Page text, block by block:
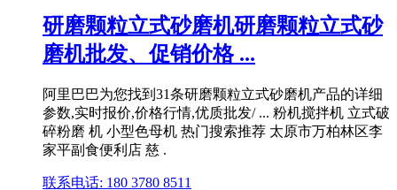
研磨颗粒立式砂磨机研磨颗粒立式砂
磨机批发、促销价格 ...
阿里巴巴为您找到31条研磨颗粒立式砂磨机产品的详细
参数,实时报价,价格行情,优质批发/ ... 粉机搅拌机 立式破
碎粉磨 机 小型色母机 热门搜索推荐 太原市万柏林区李
家平副食便利店 慈 .
联系电话: 180 3780 8511